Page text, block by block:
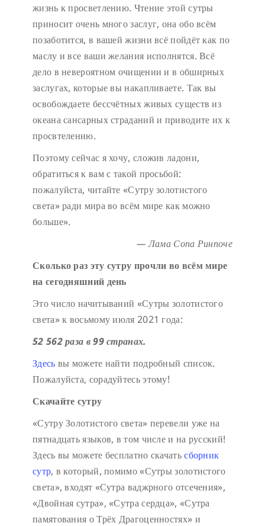
жизнь к просветлению. Чтение этой сутры
приносит очень много заслуг, она обо всём
позаботится, в вашей жизни всё пойдёт как по
маслу и все ваши желания исполнятся. Всё
дело в невероятном очищении и в обширных
заслугах, которые вы накапливаете. Так вы
освобождаете бессчётных живых существ из
океана сансарных страданий и приводите их к
просвтелению.
Поэтому сейчас я хочу, сложив ладони,
обратиться к вам с такой просьбой:
пожалуйста, читайте «Сутру золотистого
света» ради мира во всём мире как можно
больше».
— Лама Сопа Ринпоче
Сколько раз эту сутру прочли во всём мире
на сегодняшний день
Это число начитываний «Сутры золотистого
света» к восьмому июля 2021 года:
52 562 раза в 99 странах.
Здесь вы можете найти подробный список.
Пожалуйста, сорадуйтесь этому!
Скачайте сутру
«Сутру Золотистого света» перевели уже на
пятнадцать языков, в том числе и на русский!
Здесь вы можете бесплатно скачатьсборник
сутр, в который, помимо «Сутры золотистого
света», входят «Сутра ваджрного отсечения»,
«Двойная сутра», «Сутра сердца», «Сутра
памятования о Трёх Драгоценностях» и